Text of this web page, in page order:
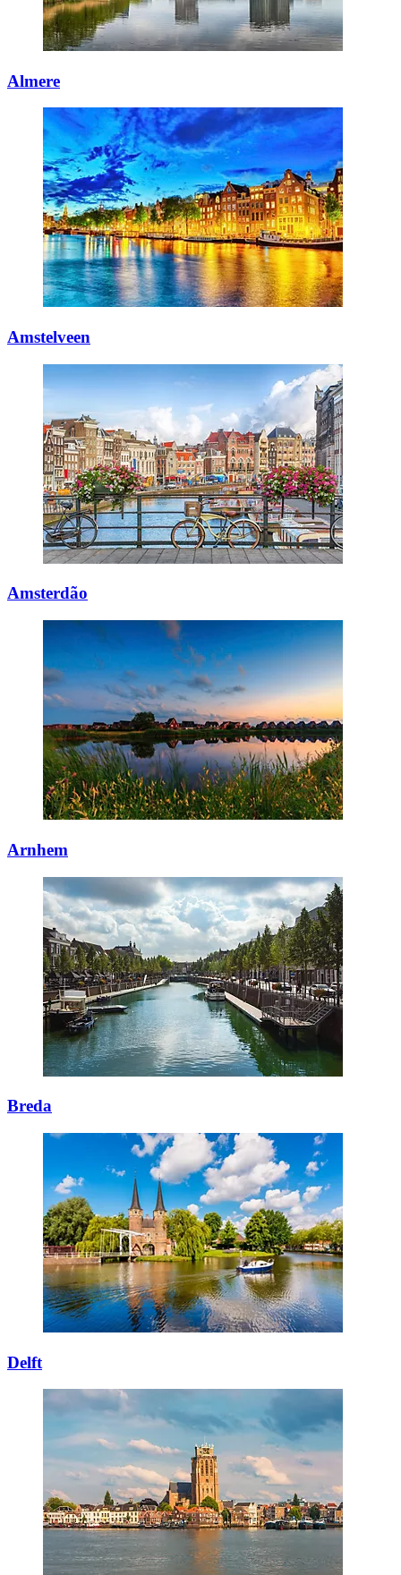
Almere
Amstelveen
Amsterdão
Arnhem
Breda
Delft